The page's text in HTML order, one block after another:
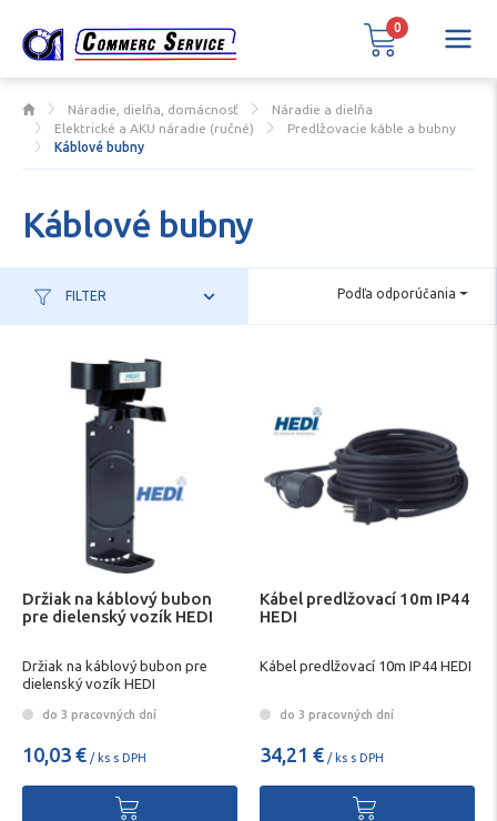
Náradie, dielňa, domácnosť
Náradie a dielňa
Elektrické a AKU náradie (ručné)
Predlžovacie káble a bubny
Káblové bubny
Káblové bubny
FILTER Podľa odporúčania
Držiak na káblový bubon
pre dielenský vozík HEDI
Držiak na káblový bubon pre
dielenský vozík HEDI
do 3 pracovných dní
10,03 € / ks s DPH
Kábel predlžovací 10m IP44
HEDI
Kábel predlžovací 10m IP44 HEDI
do 3 pracovných dní
34,21 € / ks s DPH
0